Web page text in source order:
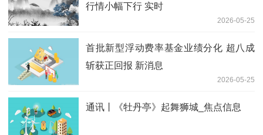
行情小幅下行 实时
2026-05-25
首批新型浮动费率基金业绩分化 超八成
斩获正回报 新消息
2026-05-25
通讯丨《牡丹亭》起舞狮城_焦点信息